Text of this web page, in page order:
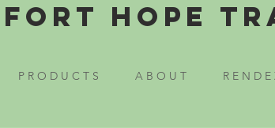
Fort Hope
P R O D U C T S A B O U T R E N D